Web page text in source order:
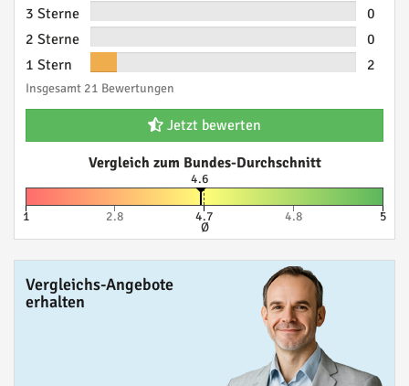
3 Sterne
0
2 Sterne
0
1 Stern
2
Insgesamt 21 Bewertungen
Jetzt bewerten
Vergleich zum Bundes-Durchschnitt
4.6
1 2.8 4.7
Ø
4.8 5
Vergleichs-Angebote
erhalten